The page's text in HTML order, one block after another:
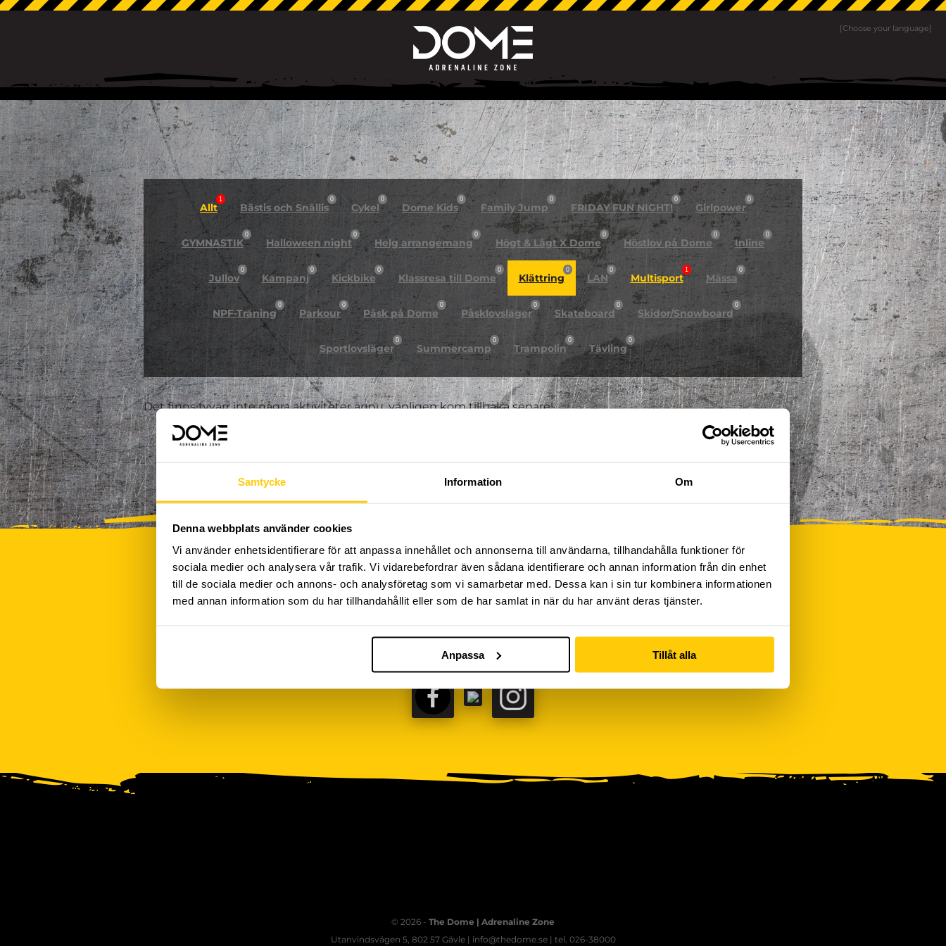
Samtycke Information Om
Denna webbplats använder cookies
Vi använder enhetsidentifierare för att anpassa innehållet och annonserna till användarna, tillhandahålla funktioner för
sociala medier och analysera vår trafik. Vi vidarebefordrar även sådana identifierare och annan information från din enhet
till de sociala medier och annons- och analysföretag som vi samarbetar med. Dessa kan i sin tur kombinera informationen
med annan information som du har tillhandahållit eller som de har samlat in när du har använt deras tjänster.
Anpassa Tillåt alla
[Choose your language]
Allt
1
Bästis och Snällis
0
Cykel
0
Dome Kids
0
Family Jump
0
FRIDAY FUN NIGHT!
0
Girlpower
0
GYMNASTIK
0
Halloween night
0
Helg arrangemang
0
Högt & Lågt X Dome
0
Höstlov på Dome
0
Inline
0
Jullov
0
Kampanj
0
Kickbike
0
Klassresa till Dome
0
Klättring
0
LAN
0
Multisport
1
Mässa
0
NPF-Träning
0
Parkour
0
Påsk på Dome
0
Påsklovsläger
0
Skateboard
0
Skidor/Snowboard
0
Sportlovsläger
0
Summercamp
0
Trampolin
0
Tävling
0
Det finns tyvärr inte några aktiviteter ännu, vänligen kom tillbaka senare!
FÖLJ OSS PÅ SOCIALA MEDIER
FACEBOOKTIKTOK
© 2026 - The Dome | Adrenaline Zone
Utanvindsvägen 5, 802 57 Gävle | info@thedome.se | tel. 026-38000